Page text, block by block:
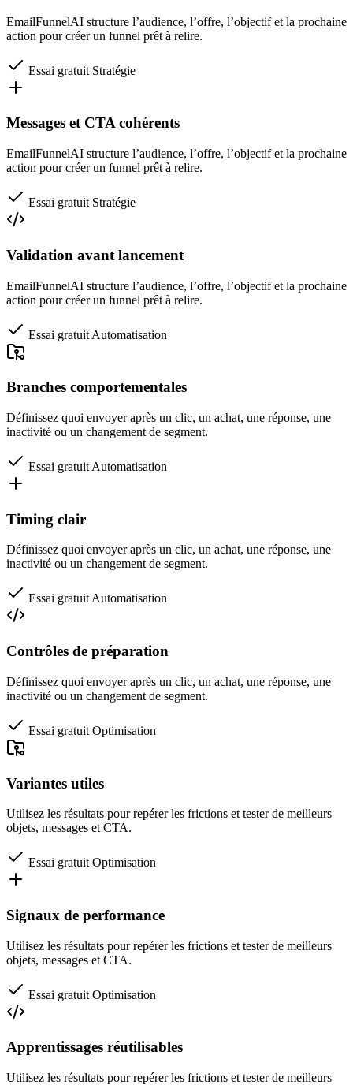
EmailFunnelAI structure l’audience, l’offre, l’objectif et la prochaine
action pour créer un funnel prêt à relire.
Essai gratuit Stratégie
Messages et CTA cohérents
EmailFunnelAI structure l’audience, l’offre, l’objectif et la prochaine
action pour créer un funnel prêt à relire.
Essai gratuit Stratégie
Validation avant lancement
EmailFunnelAI structure l’audience, l’offre, l’objectif et la prochaine
action pour créer un funnel prêt à relire.
Essai gratuit Automatisation
Branches comportementales
Définissez quoi envoyer après un clic, un achat, une réponse, une
inactivité ou un changement de segment.
Essai gratuit Automatisation
Timing clair
Définissez quoi envoyer après un clic, un achat, une réponse, une
inactivité ou un changement de segment.
Essai gratuit Automatisation
Contrôles de préparation
Définissez quoi envoyer après un clic, un achat, une réponse, une
inactivité ou un changement de segment.
Essai gratuit Optimisation
Variantes utiles
Utilisez les résultats pour repérer les frictions et tester de meilleurs
objets, messages et CTA.
Essai gratuit Optimisation
Signaux de performance
Utilisez les résultats pour repérer les frictions et tester de meilleurs
objets, messages et CTA.
Essai gratuit Optimisation
Apprentissages réutilisables
Utilisez les résultats pour repérer les frictions et tester de meilleurs